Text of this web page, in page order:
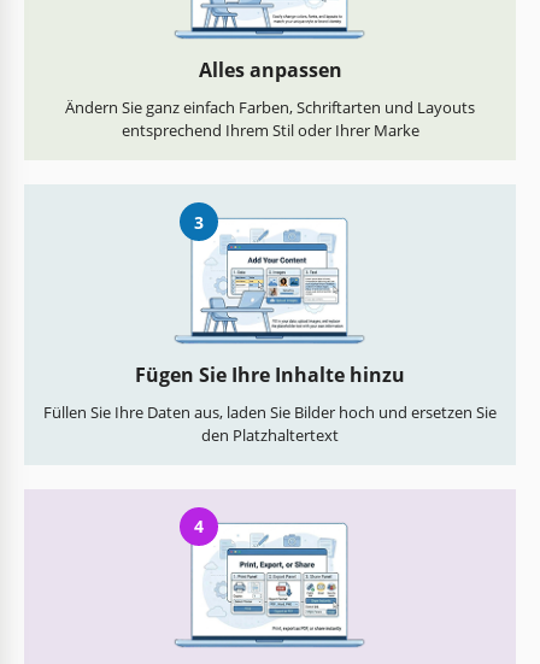
Alles anpassen
Ändern Sie ganz einfach Farben, Schriftarten und Layouts
entsprechend Ihrem Stil oder Ihrer Marke
3
Fügen Sie Ihre Inhalte hinzu
Füllen Sie Ihre Daten aus, laden Sie Bilder hoch und ersetzen Sie
den Platzhaltertext
4